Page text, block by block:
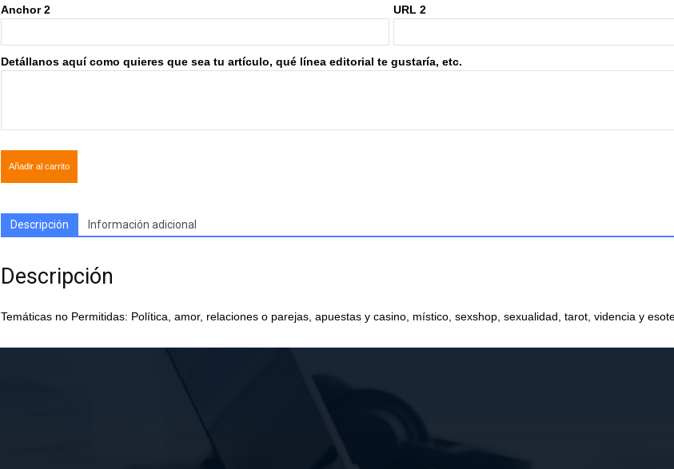
Anchor 2 URL 2
Detállanos aquí como quieres que sea tu artículo, qué línea editorial te gustaría, etc.
Añadir al carrito
Descripción Información adicional
Descripción
Temáticas no Permitidas: Política, amor, relaciones o parejas, apuestas y casino, místico, sexshop, sexualidad, tarot, videncia y